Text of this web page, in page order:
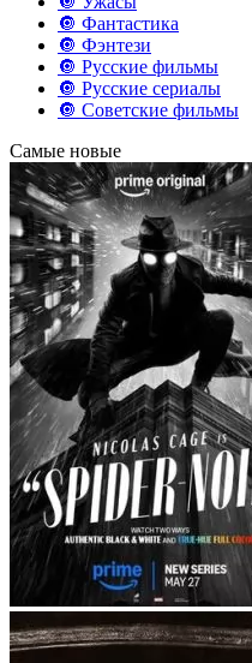
🔘 Фантастика
🔘 Фэнтези
🔘 Русские фильмы
🔘 Русские сериалы
🔘 Советские фильмы
Самые новые